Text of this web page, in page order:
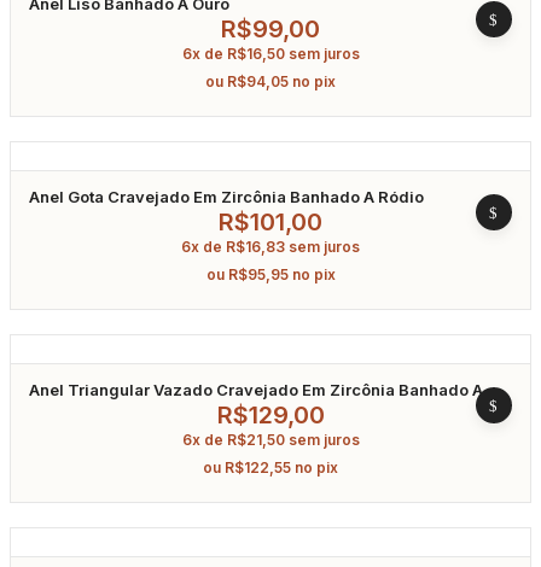
R$99,00
6x de R$16,50 sem juros
ou R$94,05 no pix
Anel Gota Cravejado Em Zircônia Banhado A Ródio
R$101,00
6x de R$16,83 sem juros
ou R$95,95 no pix
Anel Triangular Vazado Cravejado Em Zircônia Banhado A
R$129,00
6x de R$21,50 sem juros
ou R$122,55 no pix